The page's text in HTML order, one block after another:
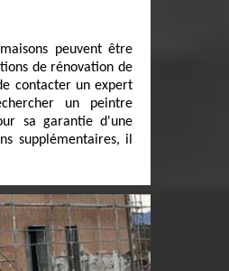
peuvent être
de rénovation de
contacter un expert
un peintre
sa garantie d'une
supplémentaires, il